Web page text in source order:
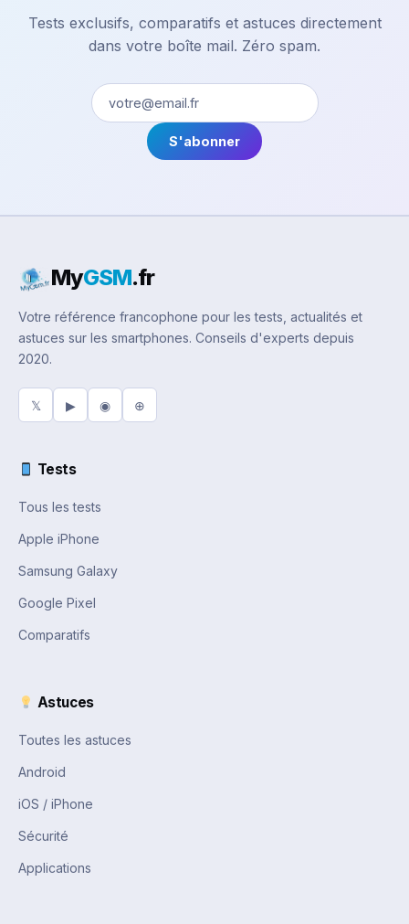
Tests exclusifs, comparatifs et astuces directement
dans votre boîte mail. Zéro spam.
S'abonner
MyGSM.fr
Votre référence francophone pour les tests, actualités et
astuces sur les smartphones. Conseils d'experts depuis
2020.
𝕏 ▶ ◉ ⊕
Tests
Tous les tests
Apple iPhone
Samsung Galaxy
Google Pixel
Comparatifs
Astuces
Toutes les astuces
Android
iOS / iPhone
Sécurité
Applications